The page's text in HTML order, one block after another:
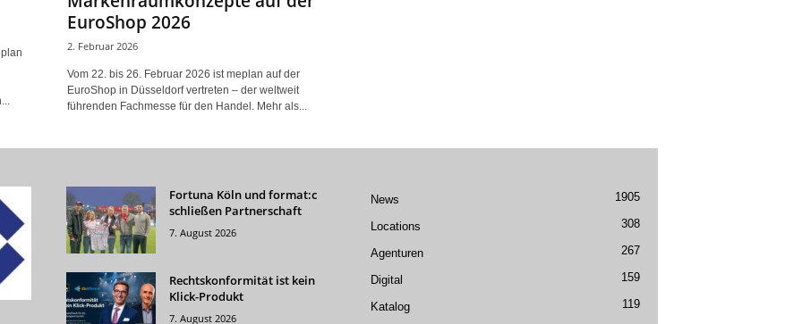
EuroShop 2026
2. Februar 2026
Vom 22. bis 26. Februar 2026 ist meplan auf der
EuroShop in Düsseldorf vertreten – der weltweit
führenden Fachmesse für den Handel. Mehr als...
Fortuna Köln und format:c
schließen Partnerschaft
7. August 2026
Rechtskonformität ist kein
Klick-Produkt
7. August 2026
News 1905
Locations 308
Agenturen 267
Digital 159
Katalog 119